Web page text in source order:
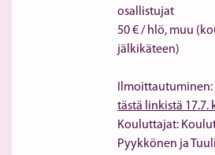
osallistujat
50 € / hlö, muu
Ilmoittautuminen:
tästä linkistä 17.7.
Kouluttajat:
Pyykkönen ja